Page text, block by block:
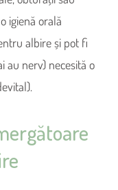
igienă orală
albire și pot fi
au nerv) necesită o